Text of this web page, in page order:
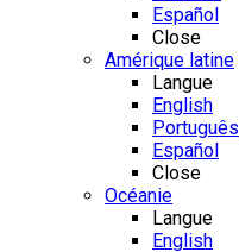
Español
Close
Amérique latine
Langue
English
Português
Español
Close
Océanie
Langue
English